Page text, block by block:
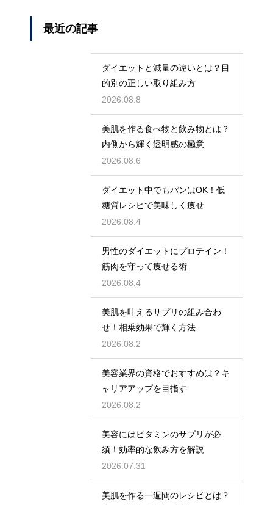
最近の記事
ダイエットと減量の違いとは？目
的別の正しい取り組み方
2026.08.8
美肌を作る食べ物と飲み物とは？
内側から輝く透明感の極意
2026.08.6
ダイエット中でもパンはOK！低
糖質レシピで美味しく痩せ
2026.08.4
男性のダイエットにプロテイン！
筋肉を守って痩せる術
2026.08.4
美肌を叶えるサプリの組み合わ
せ！相乗効果で輝く方法
2026.08.2
美容業界の資格でおすすめは？キ
ャリアアップを目指す
2026.08.2
美容にはビタミンのサプリが必
須！効率的な飲み方を解説
2026.07.31
美肌を作る一週間のレシピとは？